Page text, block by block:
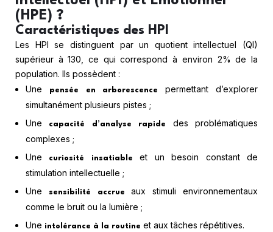
(HPE) ?
Caractéristiques des HPI
Les HPI se distinguent par un quotient intellectuel (QI)
supérieur à 130, ce qui correspond à environ 2% de la
population. Ils possèdent :
Une
pensée en arborescence
permettant d’explorer
simultanément plusieurs pistes ;
Une
capacité d’analyse rapide
des problématiques
complexes ;
Une
curiosité insatiable
et un besoin constant de
stimulation intellectuelle ;
Une
sensibilité accrue
aux stimuli environnementaux
comme le bruit ou la lumière ;
Une intolérance à la routine et aux tâches répétitives.